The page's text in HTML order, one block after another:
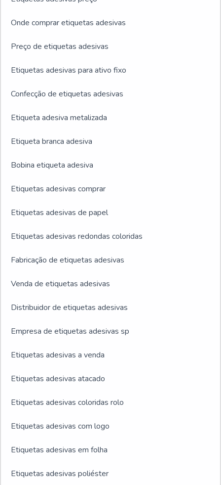
Onde comprar etiquetas adesivas
Preço de etiquetas adesivas
Etiquetas adesivas para ativo fixo
Confecção de etiquetas adesivas
Etiqueta adesiva metalizada
Etiqueta branca adesiva
Bobina etiqueta adesiva
Etiquetas adesivas comprar
Etiquetas adesivas de papel
Etiquetas adesivas redondas coloridas
Fabricação de etiquetas adesivas
Venda de etiquetas adesivas
Distribuidor de etiquetas adesivas
Empresa de etiquetas adesivas sp
Etiquetas adesivas a venda
Etiquetas adesivas atacado
Etiquetas adesivas coloridas rolo
Etiquetas adesivas com logo
Etiquetas adesivas em folha
Etiquetas adesivas poliéster